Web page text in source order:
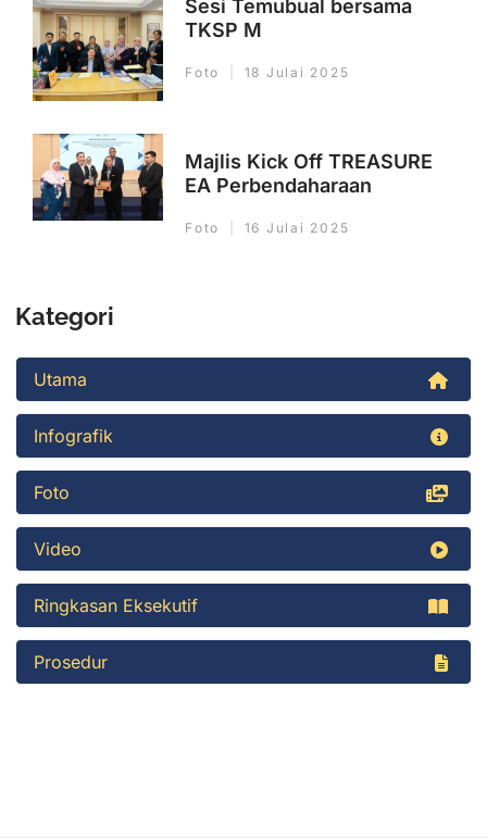
Sesi Temubual bersama
TKSP M
Foto 18 Julai 2025
Majlis Kick Off TREASURE
EA Perbendaharaan
Foto 16 Julai 2025
Kategori
Utama
Infografik
Foto
Video
Ringkasan Eksekutif
Prosedur